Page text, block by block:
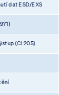
dat ESD/EXS
(CL205)